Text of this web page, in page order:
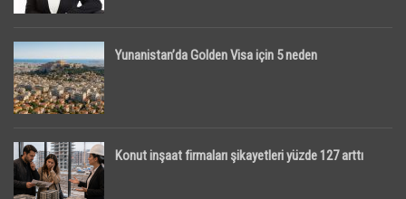
Yunanistan’da Golden Visa için 5 neden
Konut inşaat firmaları şikayetleri yüzde 127 arttı